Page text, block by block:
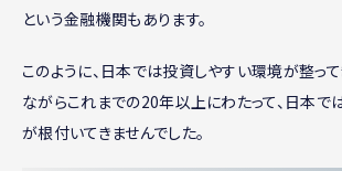
という金融機関もあります。
このように、日本では投資しやすい環境が整っ
ながらこれまでの20年以上にわたって、日本で
が根付いてきませんでした。